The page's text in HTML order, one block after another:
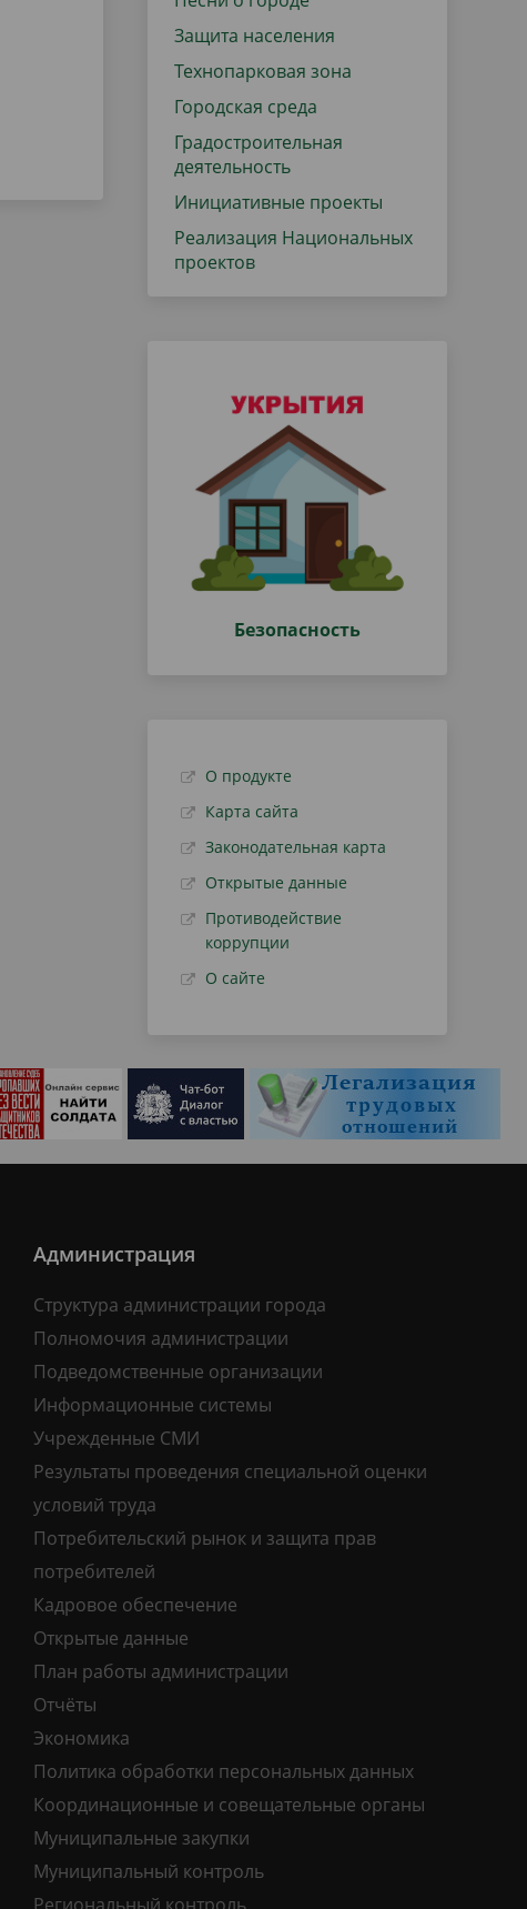
Защита населения
Технопарковая зона
Городская среда
Градостроительная
деятельность
Инициативные проекты
Реализация Национальных
проектов
Безопасность
О продукте
Карта сайта
Законодательная карта
Открытые данные
Противодействие
коррупции
О сайте
Администрация
Структура администрации города
Полномочия администрации
Подведомственные организации
Информационные системы
Учрежденные СМИ
Результаты проведения специальной оценки
условий труда
Потребительский рынок и защита прав
потребителей
Кадровое обеспечение
Открытые данные
План работы администрации
Отчёты
Экономика
Политика обработки персональных данных
Координационные и совещательные органы
Муниципальные закупки
Муниципальный контроль